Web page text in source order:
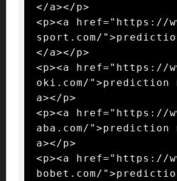
</a></p>
<p><a href="https://
sport.com/
</a></p>
<p><a href="https://
oki.com/">prediction
a></p>
<p><a href="https://
aba.com/">prediction
a></p>
<p><a href="https://
bobet.com/